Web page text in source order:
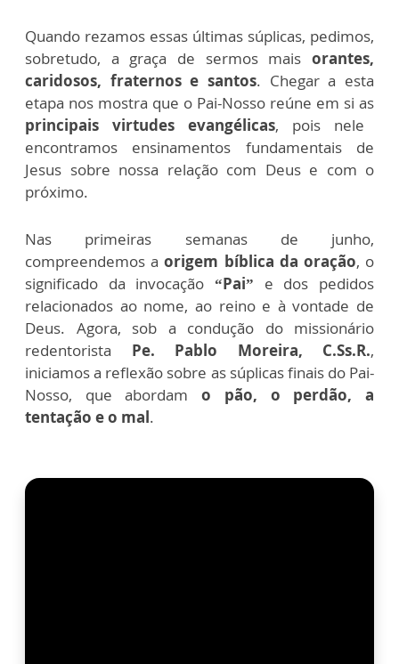
Quando rezamos essas últimas súplicas, pedimos,
sobretudo, a graça de sermos mais orantes,
caridosos, fraternos e santos. Chegar a esta
etapa nos mostra que o Pai-Nosso reúne em si as
principais virtudes evangélicas, pois nele
encontramos ensinamentos fundamentais de
Jesus sobre nossa relação com Deus e com o
próximo.
Nas primeiras semanas de junho,
compreendemos aorigem bíblica da oração, o
significado da invocação “Pai” e dos pedidos
relacionados ao nome, ao reino e à vontade de
Deus. Agora, sob a condução do missionário
redentorista Pe. Pablo Moreira, C.Ss.R.,
iniciamos a reflexão sobre as súplicas finais do Pai-
Nosso, que abordamo pão, o perdão, a
tentação e o mal.